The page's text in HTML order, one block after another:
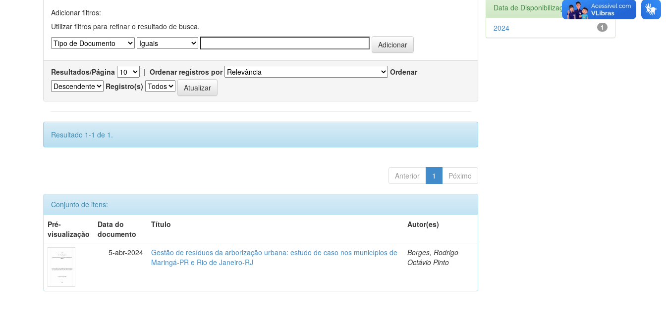
Adicionar filtros:
Utilizar filtros para refinar o resultado de busca.
Resultados/Página | Ordenar registros por
Ordenar
Registro(s)
Resultado 1-1 de 1.
Anterior 1 Póximo
Conjunto de itens:
Pré-
visualização
Data do
documento
Título Autor(es)
5-abr-2024
Gestão de resíduos da arborização urbana: estudo de caso nos municípios de
Maringá-PR e Rio de Janeiro-RJ
Borges, Rodrigo
Octávio Pinto
Data de Disponibilização
1
2024